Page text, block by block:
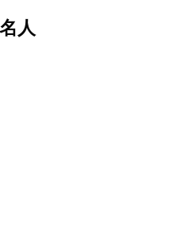
人